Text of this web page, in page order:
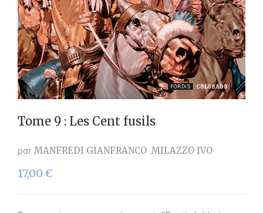
Tome 9 : Les Cent fusils
par MANFREDI GIANFRANCO MILAZZO IVO
17,00 €